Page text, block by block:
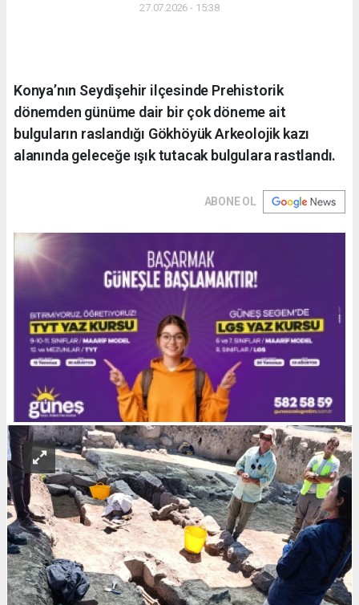
27.07.2026 - 15:38
Konya’nın Seydişehir ilçesinde Prehistorik
dönemden günüme dair bir çok döneme ait
bulguların raslandığı Gökhöyük Arkeolojik kazı
alanında geleceğe ışık tutacak bulgulara rastlandı.
ABONE OL